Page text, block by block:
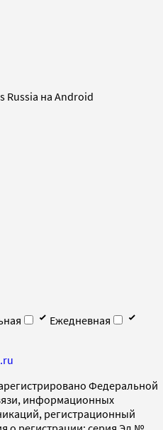
на Android
Ежедневная
Федеральной
информационных
регистрационный